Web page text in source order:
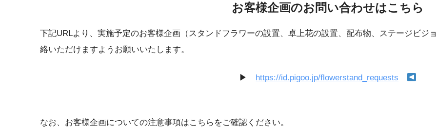
お客様企画のお問い合わせはこちら
下記URLより、実施予定のお客様企画（スタンドフラワーの設置、卓上花の設置、配布物、ステージビジ
絡いただけますようお願いいたします。
▶︎ https://id.pigoo.jp/flowerstand_requests
なお、お客様企画についての注意事項はこちらをご確認ください。